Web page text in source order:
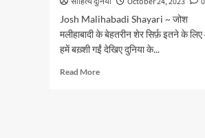
Josh Malihabadi Shayari ~ जोश
मलीहाबादी के बेहतरीन शेर सिर्फ़ इतने के
हमें बख़्शी गईं देखिए दुनिया के...
Read MoreRead